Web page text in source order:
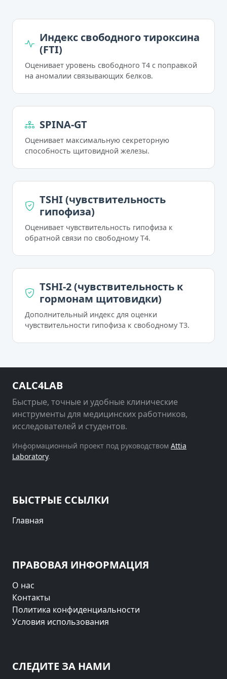
Индекс свободного тироксина
(FTI)
Оценивает уровень свободного T4 с поправкой
на аномалии связывающих белков.
SPINA-GT
Оценивает максимальную секреторную
способность щитовидной железы.
TSHI (чувствительность
гипофиза)
Оценивает чувствительность гипофиза к
обратной связи по свободному T4.
TSHI-2 (чувствительность к
гормонам щитовидки)
Дополнительный индекс для оценки
чувствительности гипофиза к свободному T3.
CALC4LAB
Быстрые, точные и удобные клинические
инструменты для медицинских работников,
исследователей и студентов.
Информационный проект под руководством Attia
Laboratory.
БЫСТРЫЕ ССЫЛКИ
Главная
ПРАВОВАЯ ИНФОРМАЦИЯ
О нас
Контакты
Политика конфиденциальности
Условия использования
СЛЕДИТЕ ЗА НАМИ